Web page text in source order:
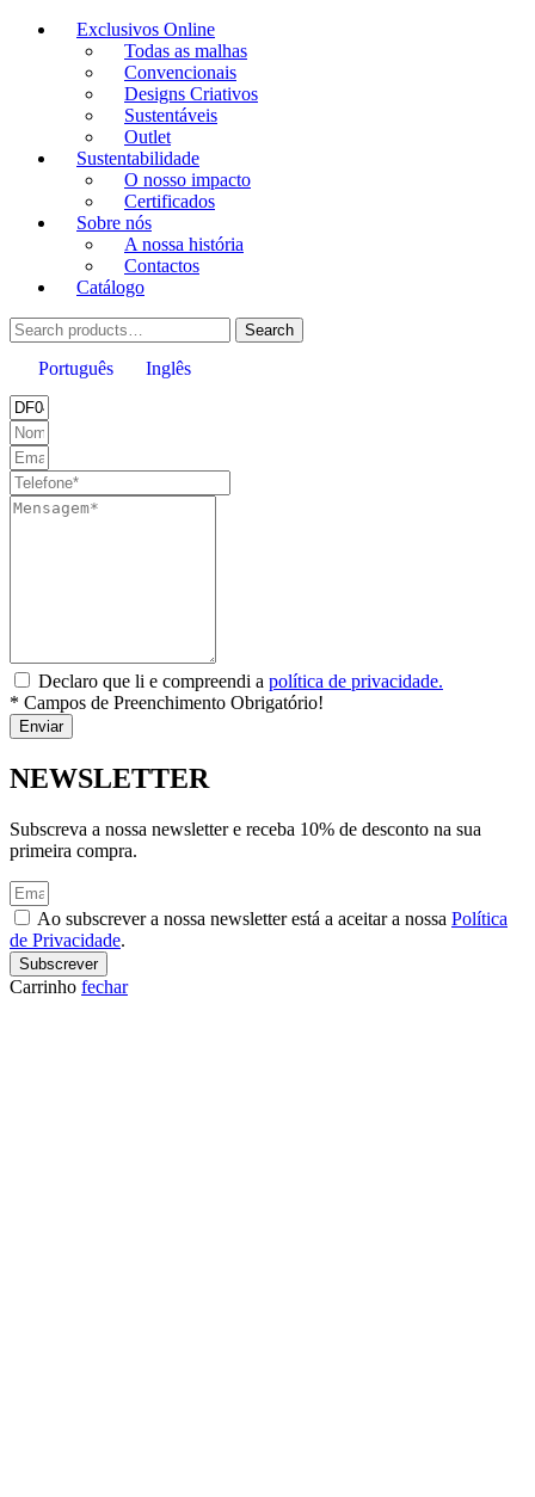
Exclusivos Online
Todas as malhas
Convencionais
Designs Criativos
Sustentáveis
Outlet
Sustentabilidade
O nosso impacto
Certificados
Sobre nós
A nossa história
Contactos
Catálogo
Search
for:
Search
Português Inglês
Declaro que li e compreendi a política de privacidade.
* Campos de Preenchimento Obrigatório!
Enviar
NEWSLETTER
Subscreva a nossa newsletter e receba 10% de desconto na sua
primeira compra.
Ao subscrever a nossa newsletter está a aceitar a nossa Política
de Privacidade.
Subscrever
Carrinho fechar